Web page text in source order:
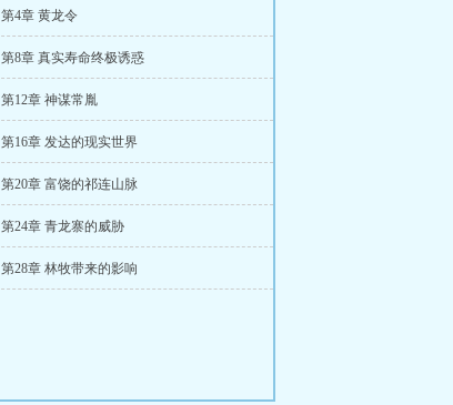
第4章 黄龙令
第8章 真实寿命终极诱惑
第12章 神谋常胤
第16章 发达的现实世界
第20章 富饶的祁连山脉
第24章 青龙寨的威胁
第28章 林牧带来的影响